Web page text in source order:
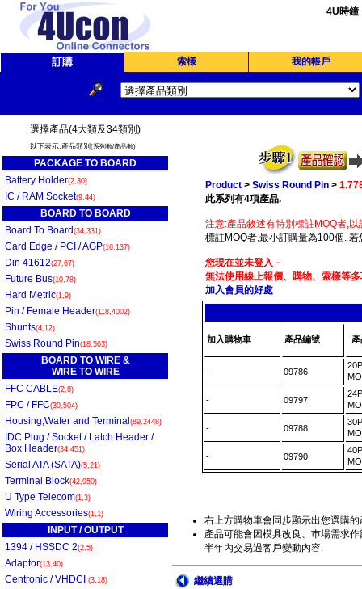
4U時鐘
訂購 索樣 我的帳戶
選擇產品(4大類及34類別)
以下表示:產品類別 (系列數/產品數)
PACKAGE TO BOARD
Battery Holder(2,30)
IC / RAM Socket(9,44)
BOARD TO BOARD
Board To Board (34,331)
Card Edge / PCI / AGP(16,137)
Din 41612(27,67)
Future Bus(10,78)
Hard Metric(1,9)
Pin / Female Header(118,4002)
Shunts(4,12)
Swiss Round Pin(18,563)
BOARD TO WIRE &
WIRE TO WIRE
FFC CABLE(2,8)
FPC / FFC(30,504)
Housing,Wafer and Terminal (89,2448)
IDC Plug / Socket / Latch Header /
Box Header(34,451)
Serial ATA (SATA)(5,21)
Terminal Block(42,950)
U Type Telecom(1,3)
Wiring Accessories(1,1)
INPUT / OUTPUT
1394 / HSSDC 2(2,5)
Adaptor(13,40)
Centronic / VHDCI (3,18)
Product > Swiss Round Pin >
此系列有4項產品.
注意:產品敘述有特別標註MOQ者,
標註MOQ者,最小訂購量為100個.
您現在並未登入－
無法使用線上報價、購物、索樣等
加入會員的好處
加入購物車 產品編號
- 09786
- 09797
- 09788
- 09790
右上方購物車會同步顯示出您選購的
產品可能會因模具改良、巿場需求
半年內交易過客戶變動內容.
繼續選購